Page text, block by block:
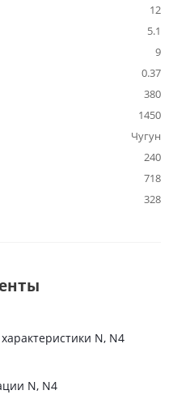
12
5.1
9
0.37
380
1450
Чугун
240
718
328
N, N4
N, N4